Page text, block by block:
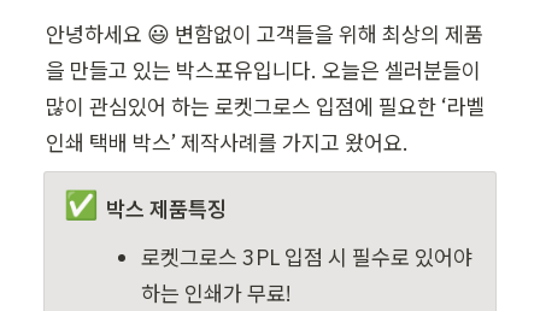
안녕하세요 😃 변함없이 고객들을 위해 최상의 제품
을 만들고 있는 박스포유입니다. 오늘은 셀러분들이
많이 관심있어 하는 로켓그로스 입점에 필요한 ‘라벨
인쇄 택배 박스’ 제작사례를 가지고 왔어요.
✅ 박스 제품특징
로켓그로스 3PL 입점 시 필수로 있어야
하는 인쇄가 무료!